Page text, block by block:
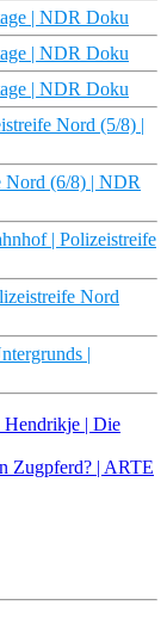
| NDR Doku
| NDR Doku
| NDR Doku
Nord (5/8) |
Nord (6/8) | NDR
| Polizeistreife
Nord
|
| Die
Zugpferd? | ARTE